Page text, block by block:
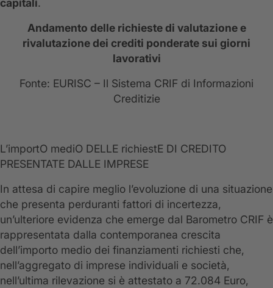
capitali.
Andamento delle richieste di valutazione e
rivalutazione dei crediti ponderate sui giorni
lavorativi
Fonte: EURISC – Il Sistema CRIF di Informazioni
Creditizie
L’importO mediO DELLE richiestE DI CREDITO
PRESENTATE DALLE IMPRESE
In attesa di capire meglio l’evoluzione di una situazione
che presenta perduranti fattori di incertezza,
un’ulteriore evidenza che emerge dal Barometro CRIF è
rappresentata dalla contemporanea crescita
dell’importo medio dei finanziamenti richiesti che,
nell’aggregato di imprese individuali e società,
nell’ultima rilevazione si è attestato a 72.084 Euro,